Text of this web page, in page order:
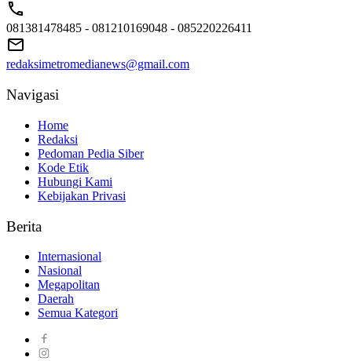
081381478485 - 081210169048 - 085220226411
redaksimetromedianews@gmail.com
Navigasi
Home
Redaksi
Pedoman Pedia Siber
Kode Etik
Hubungi Kami
Kebijakan Privasi
Berita
Internasional
Nasional
Megapolitan
Daerah
Semua Kategori